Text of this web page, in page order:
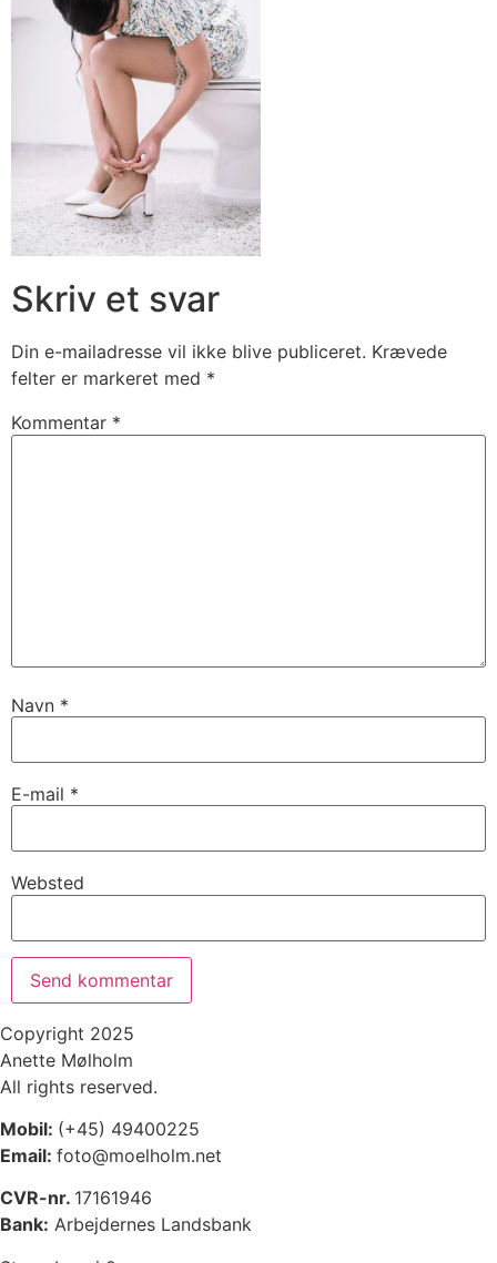
Skriv et svar
Din e-mailadresse vil ikke blive publiceret. Krævede
felter er markeret med *
Kommentar *
Navn *
E-mail *
Websted
Copyright 2025
Anette Mølholm
All rights reserved.
Mobil: (+45) 49400225
Email: foto@moelholm.net
CVR-nr. 17161946
Bank: Arbejdernes Landsbank